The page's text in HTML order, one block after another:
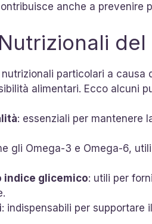
anche a prevenire
particolari a causa
alimentari. Ecco alcuni
: essenziali per mantenere
gli Omega-3 e Omega-6,
indice glicemico: utili per
: indispensabili per supportare